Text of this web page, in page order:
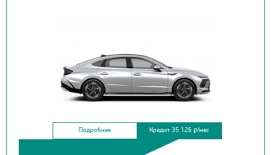
Подробнее Кредит 35 126 ₽/мес